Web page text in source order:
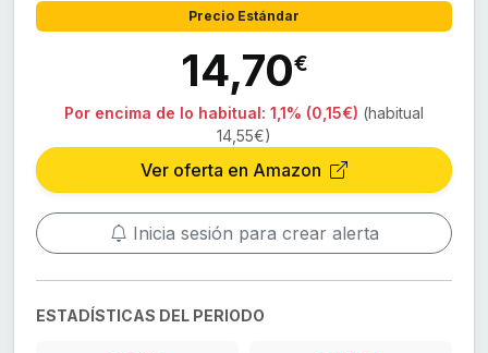
Precio Estándar
14,70€
Por encima de lo habitual: 1,1% (0,15€) (habitual
14,55€)
Ver oferta en Amazon
Inicia sesión para crear alerta
ESTADÍSTICAS DEL PERIODO